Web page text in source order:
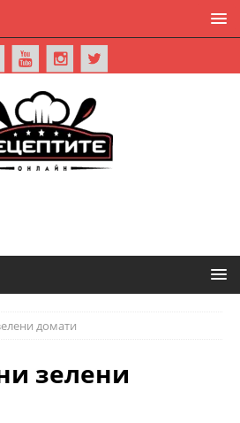
домати
зелени